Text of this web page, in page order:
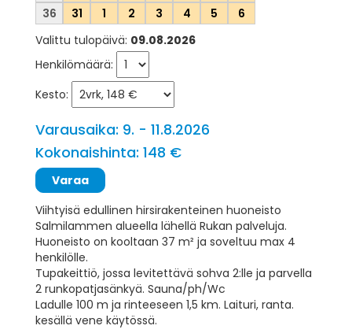
36
31 1 2 3 4 5
6
Valittu tulopäivä: 09.08.2026
Henkilömäärä:
Kesto:
Varausaika: 9. - 11.8.2026
Kokonaishinta: 148 €
Viihtyisä edullinen hirsirakenteinen huoneisto
Salmilammen alueella lähellä Rukan palveluja.
Huoneisto on kooltaan 37 m² ja soveltuu max 4
henkilölle.
Tupakeittiö, jossa levitettävä sohva 2:lle ja parvella
2 runkopatjasänkyä. Sauna/ph/Wc
Ladulle 100 m ja rinteeseen 1,5 km. Laituri, ranta.
kesällä vene käytössä.